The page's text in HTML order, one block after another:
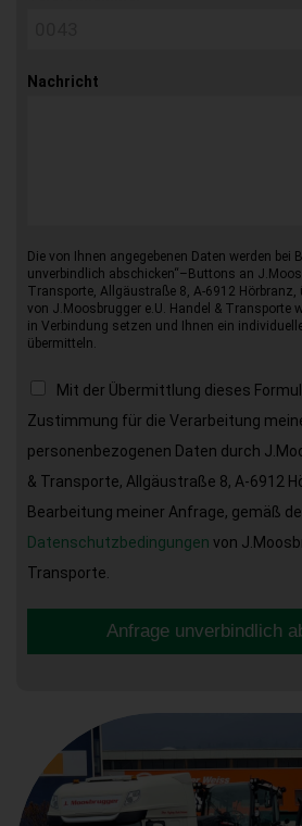
Nachricht
Die von Ihnen angegebenen Daten werden bei
unverbindlich abschicken“–Buttons an
Transporte, Allgäustraße 8, A-6912 Hörbranz,
von J.Moosbrugger e.U. Handel & Transporte
in Verbindung setzen und Ihnen ein
übermitteln.
Mit der Übermittlung dieses
Zustimmung für die Verarbeitung
personenbezogenen Daten durch
& Transporte, Allgäustraße 8, A-6912
Bearbeitung meiner Anfrage, gemäß
Datenschutzbedingungen von
Transporte.
Anfrage unverbindlich